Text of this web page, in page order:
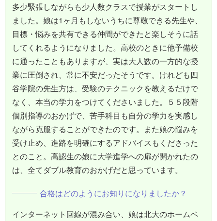
多少緊張しながらも少人数クラスで授業がスタートし
ました。娘は1ヶ月もしないうちに尊敬できる先生や、
目標・悩みを共有できる仲間ができたと楽しそうに話
してくれるようになりました。高校のときに他予備校
に通ったこともありますが、実は大人数の一方的な授
業に圧倒され、常に不安だったそうです。けれども四
谷学院の先生方は、受験のテクニックを教えるだけで
なく、本当の学力をつけてくださいました。５５段階
個別指導のおかげで、苦手科目も自分の学力を実感し
ながら克服することができたのです。また娘の悩みを
受け止め、進路を明確にするアドバイスもくださった
とのこと。高認生の娘に大学進学への扉が開かれたの
は、全てダブル教育のおかげだと思っています。
合格はどのようにお知りになりましたか？
インターネット回線が混み合い、娘は北大のホームペ